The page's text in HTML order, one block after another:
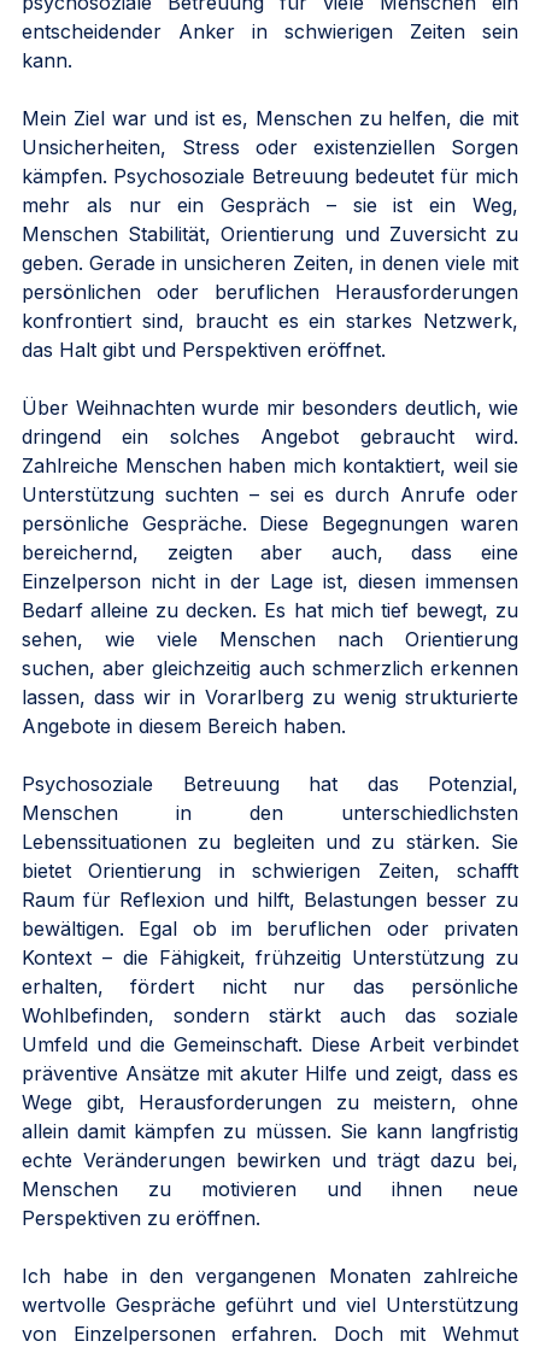
entscheidender Anker in schwierigen Zeiten sein
kann.
Mein Ziel war und ist es, Menschen zu helfen, die mit
Unsicherheiten, Stress oder existenziellen Sorgen
kämpfen. Psychosoziale Betreuung bedeutet für mich
mehr als nur ein Gespräch – sie ist ein Weg,
Menschen Stabilität, Orientierung und Zuversicht zu
geben. Gerade in unsicheren Zeiten, in denen viele mit
persönlichen oder beruflichen Herausforderungen
konfrontiert sind, braucht es ein starkes Netzwerk,
das Halt gibt und Perspektiven eröffnet.
Über Weihnachten wurde mir besonders deutlich, wie
dringend ein solches Angebot gebraucht wird.
Zahlreiche Menschen haben mich kontaktiert, weil sie
Unterstützung suchten – sei es durch Anrufe oder
persönliche Gespräche. Diese Begegnungen waren
bereichernd, zeigten aber auch, dass eine
Einzelperson nicht in der Lage ist, diesen immensen
Bedarf alleine zu decken. Es hat mich tief bewegt, zu
sehen, wie viele Menschen nach Orientierung
suchen, aber gleichzeitig auch schmerzlich erkennen
lassen, dass wir in Vorarlberg zu wenig strukturierte
Angebote in diesem Bereich haben.
Psychosoziale Betreuung hat das Potenzial,
Menschen in den unterschiedlichsten
Lebenssituationen zu begleiten und zu stärken. Sie
bietet Orientierung in schwierigen Zeiten, schafft
Raum für Reflexion und hilft, Belastungen besser zu
bewältigen. Egal ob im beruflichen oder privaten
Kontext – die Fähigkeit, frühzeitig Unterstützung zu
erhalten, fördert nicht nur das persönliche
Wohlbefinden, sondern stärkt auch das soziale
Umfeld und die Gemeinschaft. Diese Arbeit verbindet
präventive Ansätze mit akuter Hilfe und zeigt, dass es
Wege gibt, Herausforderungen zu meistern, ohne
allein damit kämpfen zu müssen. Sie kann langfristig
echte Veränderungen bewirken und trägt dazu bei,
Menschen zu motivieren und ihnen neue
Perspektiven zu eröffnen.
Ich habe in den vergangenen Monaten zahlreiche
wertvolle Gespräche geführt und viel Unterstützung
von Einzelpersonen erfahren. Doch mit Wehmut